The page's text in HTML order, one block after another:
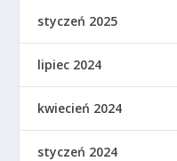
styczeń 2025
lipiec 2024
kwiecień 2024
styczeń 2024